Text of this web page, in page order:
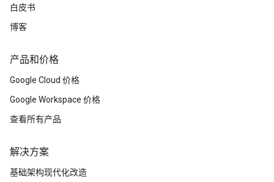
白皮书
博客
产品和价格
Google Cloud 价格
Google Workspace 价格
查看所有产品
解决方案
基础架构现代化改造